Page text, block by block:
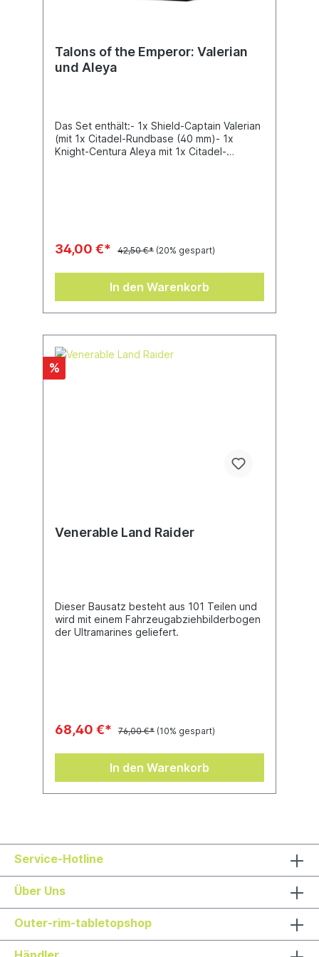
Talons of the Emperor: Valerian
und Aleya
Das Set enthält:- 1x Shield-Captain Valerian
(mit 1x Citadel-Rundbase (40 mm)- 1x
Knight-Centura Aleya mit 1x Citadel-
34,00 €* 42,50 €* (20% gespart)
In den Warenkorb
%
Venerable Land Raider
Dieser Bausatz besteht aus 101 Teilen und
wird mit einem Fahrzeugabziehbilderbogen
der Ultramarines geliefert.
68,40 €* 76,00 €* (10% gespart)
In den Warenkorb
Service-Hotline
Über Uns
Outer-rim-tabletopshop